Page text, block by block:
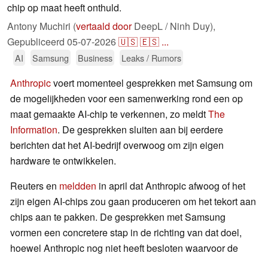
chip op maat heeft onthuld.
Antony Muchiri (vertaald doorDeepL / Ninh Duy),
Gepubliceerd 05-07-2026🇺🇸🇪🇸 ...
AI Samsung Business Leaks / Rumors
Anthropicvoert momenteel gesprekken met Samsung om
de mogelijkheden voor een samenwerking rond een op
maat gemaakte AI-chip te verkennen, zo meldtThe
Information. De gesprekken sluiten aan bij eerdere
berichten dat het AI-bedrijf overwoog om zijn eigen
hardware te ontwikkelen.
Reuters en meldden in april dat Anthropic afwoog of het
zijn eigen AI-chips zou gaan produceren om het tekort aan
chips aan te pakken. De gesprekken met Samsung
vormen een concretere stap in de richting van dat doel,
hoewel Anthropic nog niet heeft besloten waarvoor de